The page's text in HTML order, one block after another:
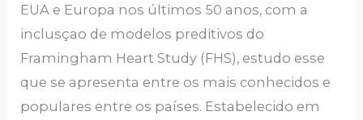
EUA e Europa nos últimos 50 anos, com a
inclusçao de modelos preditivos do
Framingham Heart Study (FHS), estudo esse
que se apresenta entre os mais conhecidos e
populares entre os países. Estabelecido em